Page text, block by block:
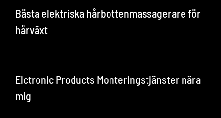
Bästa elektriska hårbottenmassagerare för
hårväxt
Elctronic Products Monteringstjänster nära
mig